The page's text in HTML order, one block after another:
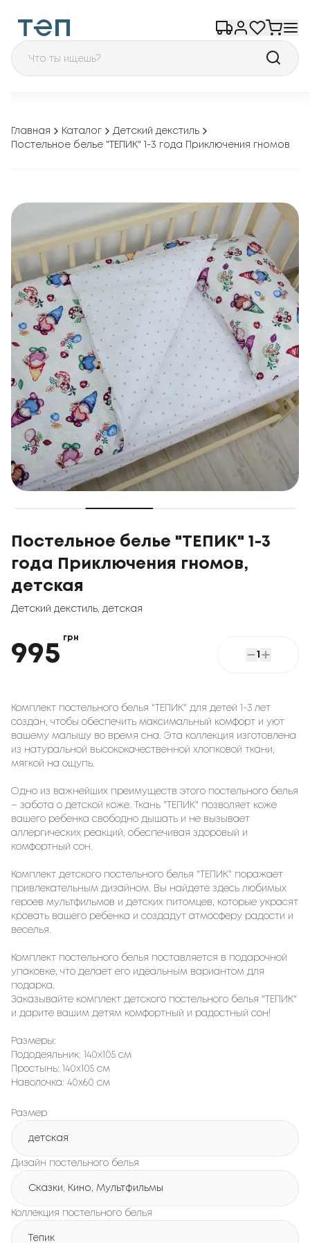
Главная Каталог
Детский декстиль
Постельное белье "ТЕПИК" 1-3 года Приключения гномов
Постельное белье "ТЕПИК" 1-3
года Приключения гномов,
детская
Детский декстиль детская
995
грн
1
Комплект постельного белья "ТЕПИК" для детей 1-3 лет
создан, чтобы обеспечить максимальный комфорт и уют
вашему малышу во время сна. Эта коллекция изготовлена
из натуральной высококачественной хлопковой ткани,
мягкой на ощупь.
Одно из важнейших преимуществ этого постельного белья
– забота о детской коже. Ткань "ТЕПИК" позволяет коже
вашего ребенка свободно дышать и не вызывает
аллергических реакций, обеспечивая здоровый и
комфортный сон.
Комплект детского постельного белья "ТЕПИК" поражает
привлекательным дизайном. Вы найдете здесь любимых
героев мультфильмов и детских питомцев, которые украсят
кровать вашего ребенка и создадут атмосферу радости и
веселья.
Комплект постельного белья поставляется в подарочной
упаковке, что делает его идеальным вариантом для
подарка.
Заказывайте комплект детского постельного белья "ТЕПИК"
и дарите вашим детям комфортный и радостный сон!
Размеры:
Пододеяльник: 140х105 см
Простынь: 140х105 см
Наволочка: 40х60 см
Размер
детская
Дизайн постельного белья
Сказки, Кино, Мультфильмы
Коллекция постельного белья
Тепик